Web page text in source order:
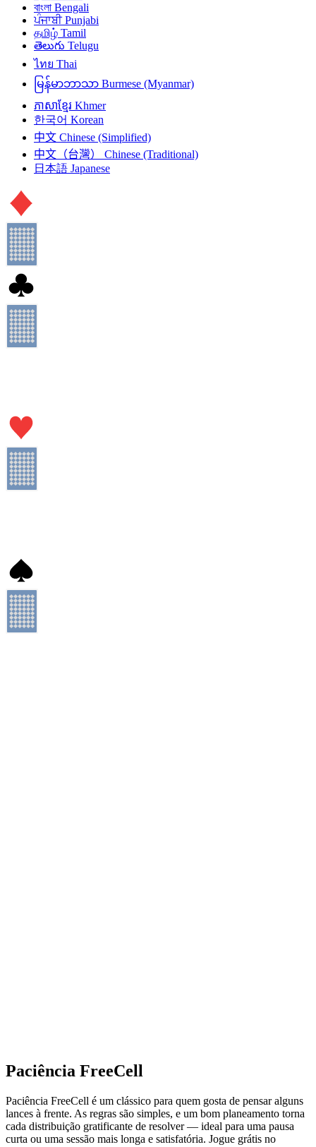
বাংলা Bengali
ਪੰਜਾਬੀ Punjabi
தமிழ் Tamil
తెలుగు Telugu
ไทย Thai
မြန်မာဘာသာ Burmese (Myanmar)
ភាសាខ្មែរ Khmer
한국어 Korean
中文 Chinese (Simplified)
中文（台灣）
Chinese (Traditional)
日本語 Japanese
Paciência FreeCell
Paciência FreeCell é um clássico para quem gosta de pensar alguns
lances à frente. As regras são simples, e um bom planeamento torna
cada distribuição gratificante de resolver — ideal para uma pausa
curta ou uma sessão mais longa e satisfatória. Jogue grátis no